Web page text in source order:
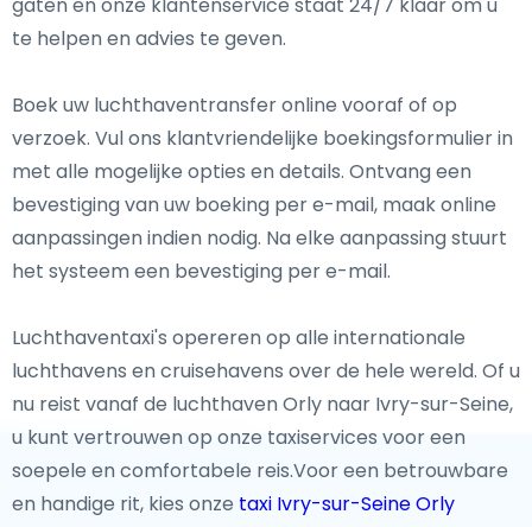
te helpen en advies te geven.
Boek uw luchthaventransfer online vooraf of op
verzoek. Vul ons klantvriendelijke boekingsformulier in
met alle mogelijke opties en details. Ontvang een
bevestiging van uw boeking per e-mail, maak online
aanpassingen indien nodig. Na elke aanpassing stuurt
het systeem een bevestiging per e-mail.
Luchthaventaxi's opereren op alle internationale
luchthavens en cruisehavens over de hele wereld. Of u
nu reist vanaf de luchthaven Orly naar Ivry-sur-Seine,
u kunt vertrouwen op onze taxiservices voor een
soepele en comfortabele reis.Voor een betrouwbare
en handige rit, kies onze taxi Ivry-sur-Seine Orly